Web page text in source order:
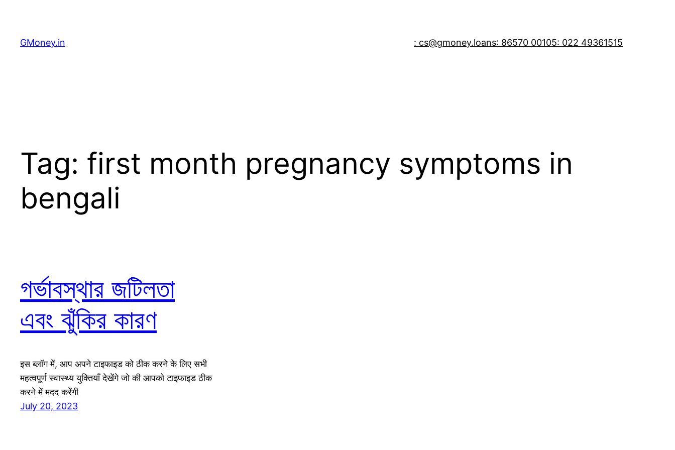
GMoney.in : cs@gmoney.loans: 86570 00105: 022 49361515
Tag: first month pregnancy symptoms in
bengali
গর্ভাবস্থার জটিলতা
এবং ঝুঁকির কারণ
इस ब्लॉग में, आप अपने टाइफाइड को ठीक करने के लिए सभी
महत्वपूर्ण स्वास्थ्य युक्तियाँ देखेंगे जो की आपको टाइफाइड ठीक
करने में मदद करेंगी
July 20, 2023